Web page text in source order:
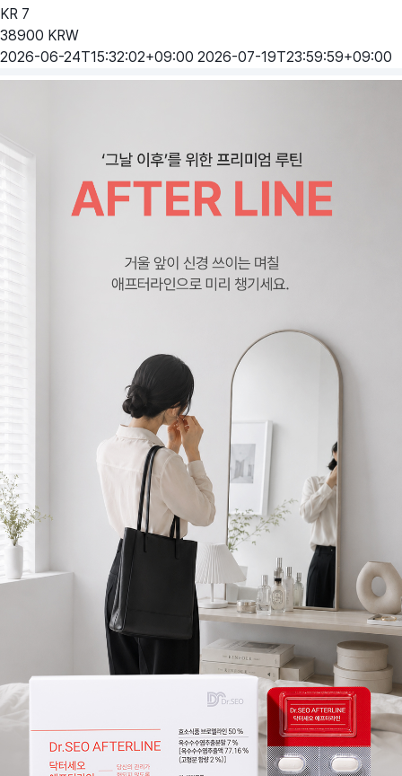
KR 7
38900 KRW
2026-06-24T15:32:02+09:00 2026-07-19T23:59:59+09:00